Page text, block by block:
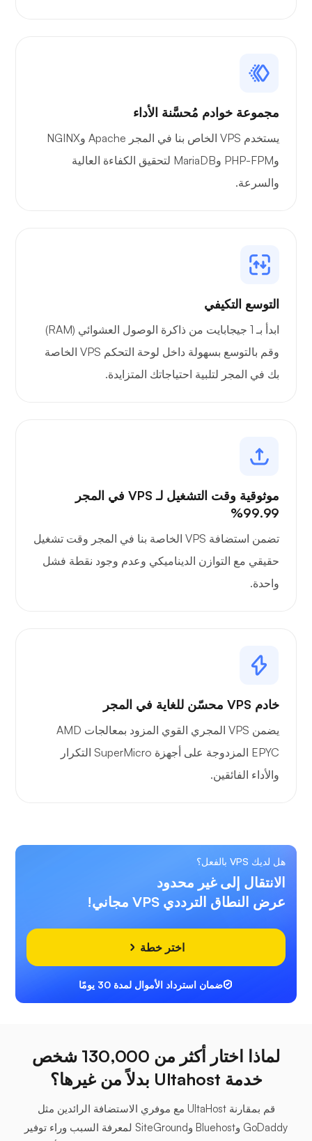
بلاي تيوب
جرافانا
مجموعة خوادم مُحسَّنة الأداء
يستخدم VPS الخاص بنا في المجر Apache وNGINX
وPHP-FPM وMariaDB لتحقيق الكفاءة العالية
والسرعة.
التوسع التكيفي
ابدأ بـ 1 جيجابايت من ذاكرة الوصول العشوائي (RAM)
وقم بالتوسع بسهولة داخل لوحة التحكم VPS الخاصة
بك في المجر لتلبية احتياجاتك المتزايدة.
موثوقية وقت التشغيل لـ VPS في المجر
99.99%
تضمن استضافة VPS الخاصة بنا في المجر وقت تشغيل
حقيقي مع التوازن الديناميكي وعدم وجود نقطة فشل
واحدة.
خادم VPS محسّن للغاية في المجر
يضمن VPS المجري القوي المزود بمعالجات AMD
EPYC المزدوجة على أجهزة SuperMicro التكرار
والأداء الفائقين.
هل لديك VPS بالفعل؟
الانتقال إلى غير محدود
عرض النطاق الترددي VPS مجاني!
اختر خطة
ضمان استرداد الأموال لمدة 30 يومًا
لماذا اختار أكثر من 130,000 شخص
خدمة Ultahost بدلاً من غيرها؟
قم بمقارنة UltaHost مع موفري الاستضافة الرائدين مثل
GoDaddy وBluehost وSiteGround لمعرفة السبب وراء توفير